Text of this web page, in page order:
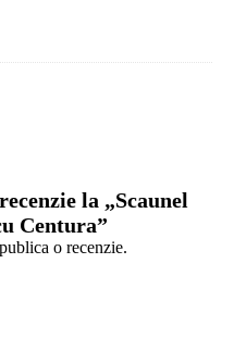
la „Scaunel
Centura”
o recenzie.